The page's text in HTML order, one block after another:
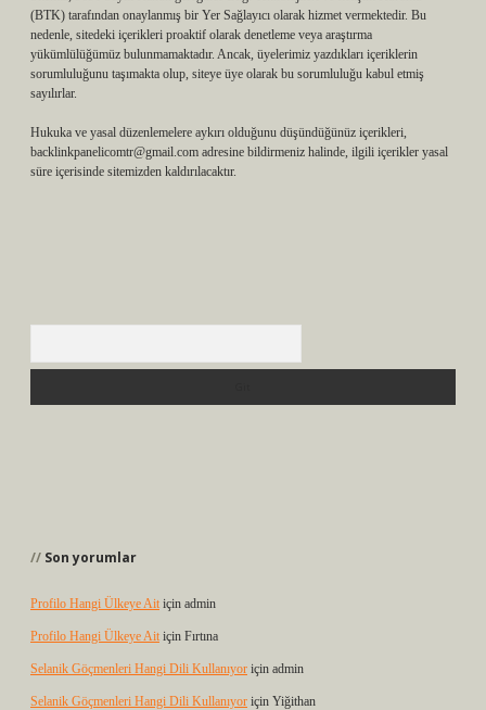
(BTK) tarafından onaylanmış bir Yer Sağlayıcı olarak hizmet vermektedir. Bu
nedenle, sitedeki içerikleri proaktif olarak denetleme veya araştırma
yükümlülüğümüz bulunmamaktadır. Ancak, üyelerimiz yazdıkları içeriklerin
sorumluluğunu taşımakta olup, siteye üye olarak bu sorumluluğu kabul etmiş
sayılırlar.
Hukuka ve yasal düzenlemelere aykırı olduğunu düşündüğünüz içerikleri,
backlinkpanelicomtr@gmail.com adresine bildirmeniz halinde, ilgili içerikler yasal
süre içerisinde sitemizden kaldırılacaktır.
Son yorumlar
Profilo Hangi Ülkeye Ait için admin
Profilo Hangi Ülkeye Ait için Fırtına
Selanik Göçmenleri Hangi Dili Kullanıyor için admin
Selanik Göçmenleri Hangi Dili Kullanıyor için Yiğithan